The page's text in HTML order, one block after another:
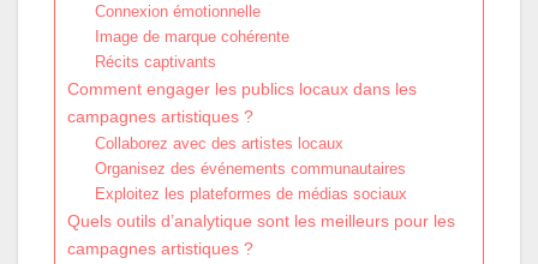
Connexion émotionnelle
Image de marque cohérente
Récits captivants
Comment engager les publics locaux dans les
campagnes artistiques ?
Collaborez avec des artistes locaux
Organisez des événements communautaires
Exploitez les plateformes de médias sociaux
Quels outils d’analytique sont les meilleurs pour les
campagnes artistiques ?